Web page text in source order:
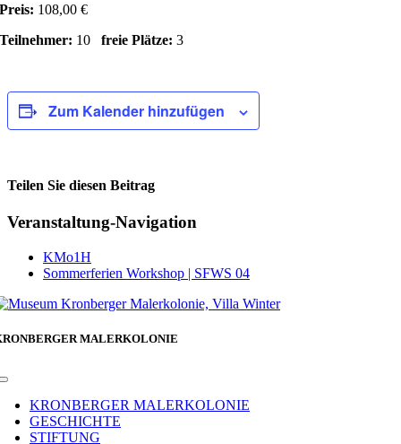
Preis: 108,00 €
Teilnehmer: 10freie Plätze: 3
Zum Kalender hinzufügen
Teilen Sie diesen Beitrag
Facebook
Veranstaltung-Navigation
KMo1H
Sommerferien Workshop | SFWS 04
MALERKOLONIE
Toggle
NavigationKRONBERGER MALERKOLONIE
GESCHICHTE
STIFTUNG